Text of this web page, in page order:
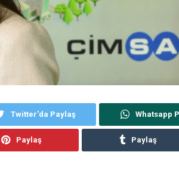
Twitter'da Paylaş Whatsapp
Paylaş Paylaş